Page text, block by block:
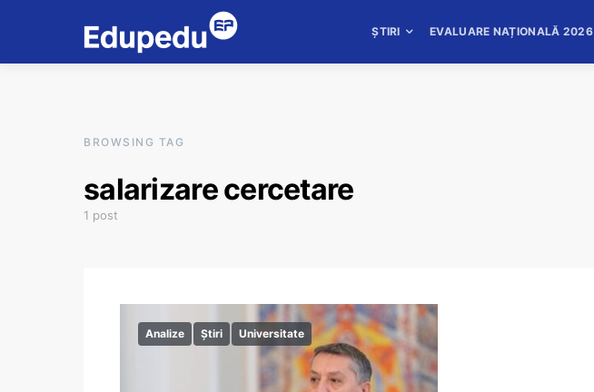
ȘTIRI EVALUARE NAȚIONALĂ 2026
BROWSING TAG
salarizare cercetare
1 post
Analize Știri Universitate